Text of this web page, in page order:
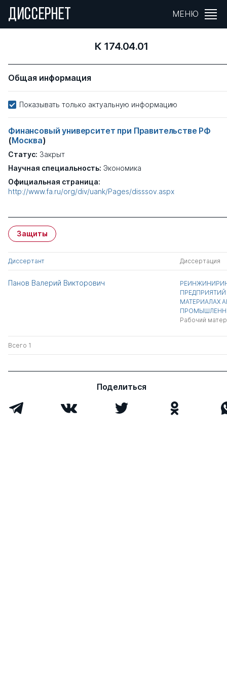
ДИССЕРНЕТ МЕНЮ
К 174.04.01
Общая информация
Показывать только актуальную информацию
Финансовый университет при Правительстве РФ
(Москва)
Статус: Закрыт
Научная специальность: Экономика
Официальная страница:
http://www.fa.ru/org/div/uank/Pages/disssov.aspx
Защиты
Диссертант Диссертация
Панов Валерий Викторович
МАТЕРИАЛАХ
Рабочий
Всего 1
Поделиться